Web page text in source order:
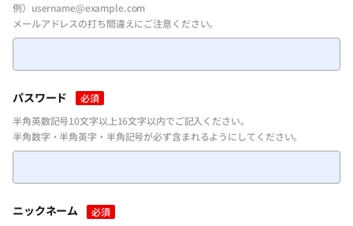
パスワードを忘れた方
例）username@example.com
メールアドレスの打ち間違えにご注意ください。
パスワード
必須
半角英数記号10文字以上16文字以内でご記入ください。
半角数字・半角英字・半角記号が必ず含まれるようにしてください。
ニックネーム
必須